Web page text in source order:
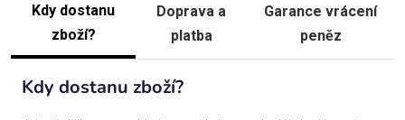
Kdy dostanu
zboží?
Doprava a
platba
Garance vrácení
peněz
Kdy dostanu zboží?